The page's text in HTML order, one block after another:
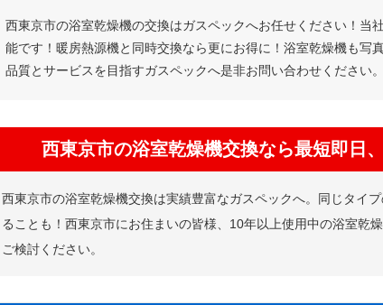
西東京市の浴室乾燥機の交換はガスペックへお任せください！当
能です！暖房熱源機と同時交換なら更にお得に！浴室乾燥機も写
品質とサービスを目指すガスペックへ是非お問い合わせください。
西東京市の浴室乾燥機交換なら最短即日
西東京市の浴室乾燥機交換は実績豊富なガスペックへ。同じタイ
ることも！西東京市にお住まいの皆様、10年以上使用中の浴室乾
ご検討ください。